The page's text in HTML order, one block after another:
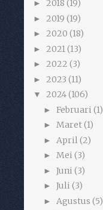
► 2018 (19)
► 2019 (19)
► 2020 (18)
► 2021 (13)
► 2022 (3)
► 2023 (11)
▼ 2024(106)
► Februari (1)
► Maret(1)
► April (2)
► Mei (3)
► Juni (3)
► Juli (3)
► Agustus (5)